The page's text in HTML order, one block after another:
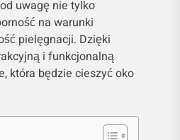
uwagę nie tylko
na warunki
pielęgnacji. Dzięki
i funkcjonalną
która będzie cieszyć oko